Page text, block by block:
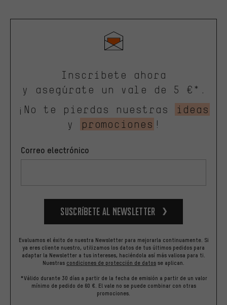
Inscríbete ahora
y asegúrate un vale de 5 €*.
¡No te pierdas nuestras
ideas
y
promociones !
Correo electrónico
Suscríbete al newsletter
Evaluamos el éxito de nuestra Newsletter para mejorarla continuamente. Si
ya eres cliente nuestro, utilizamos los datos de tus últimos pedidos para
adaptar la Newsletter a tus intereses, haciéndola así más valiosa para ti.
Nuestras condiciones de protección de datos se aplican.
*Válido durante 30 días a partir de la fecha de emisión a partir de un valor
mínimo de pedido de 60 €. El vale no se puede combinar con otras
promociones.